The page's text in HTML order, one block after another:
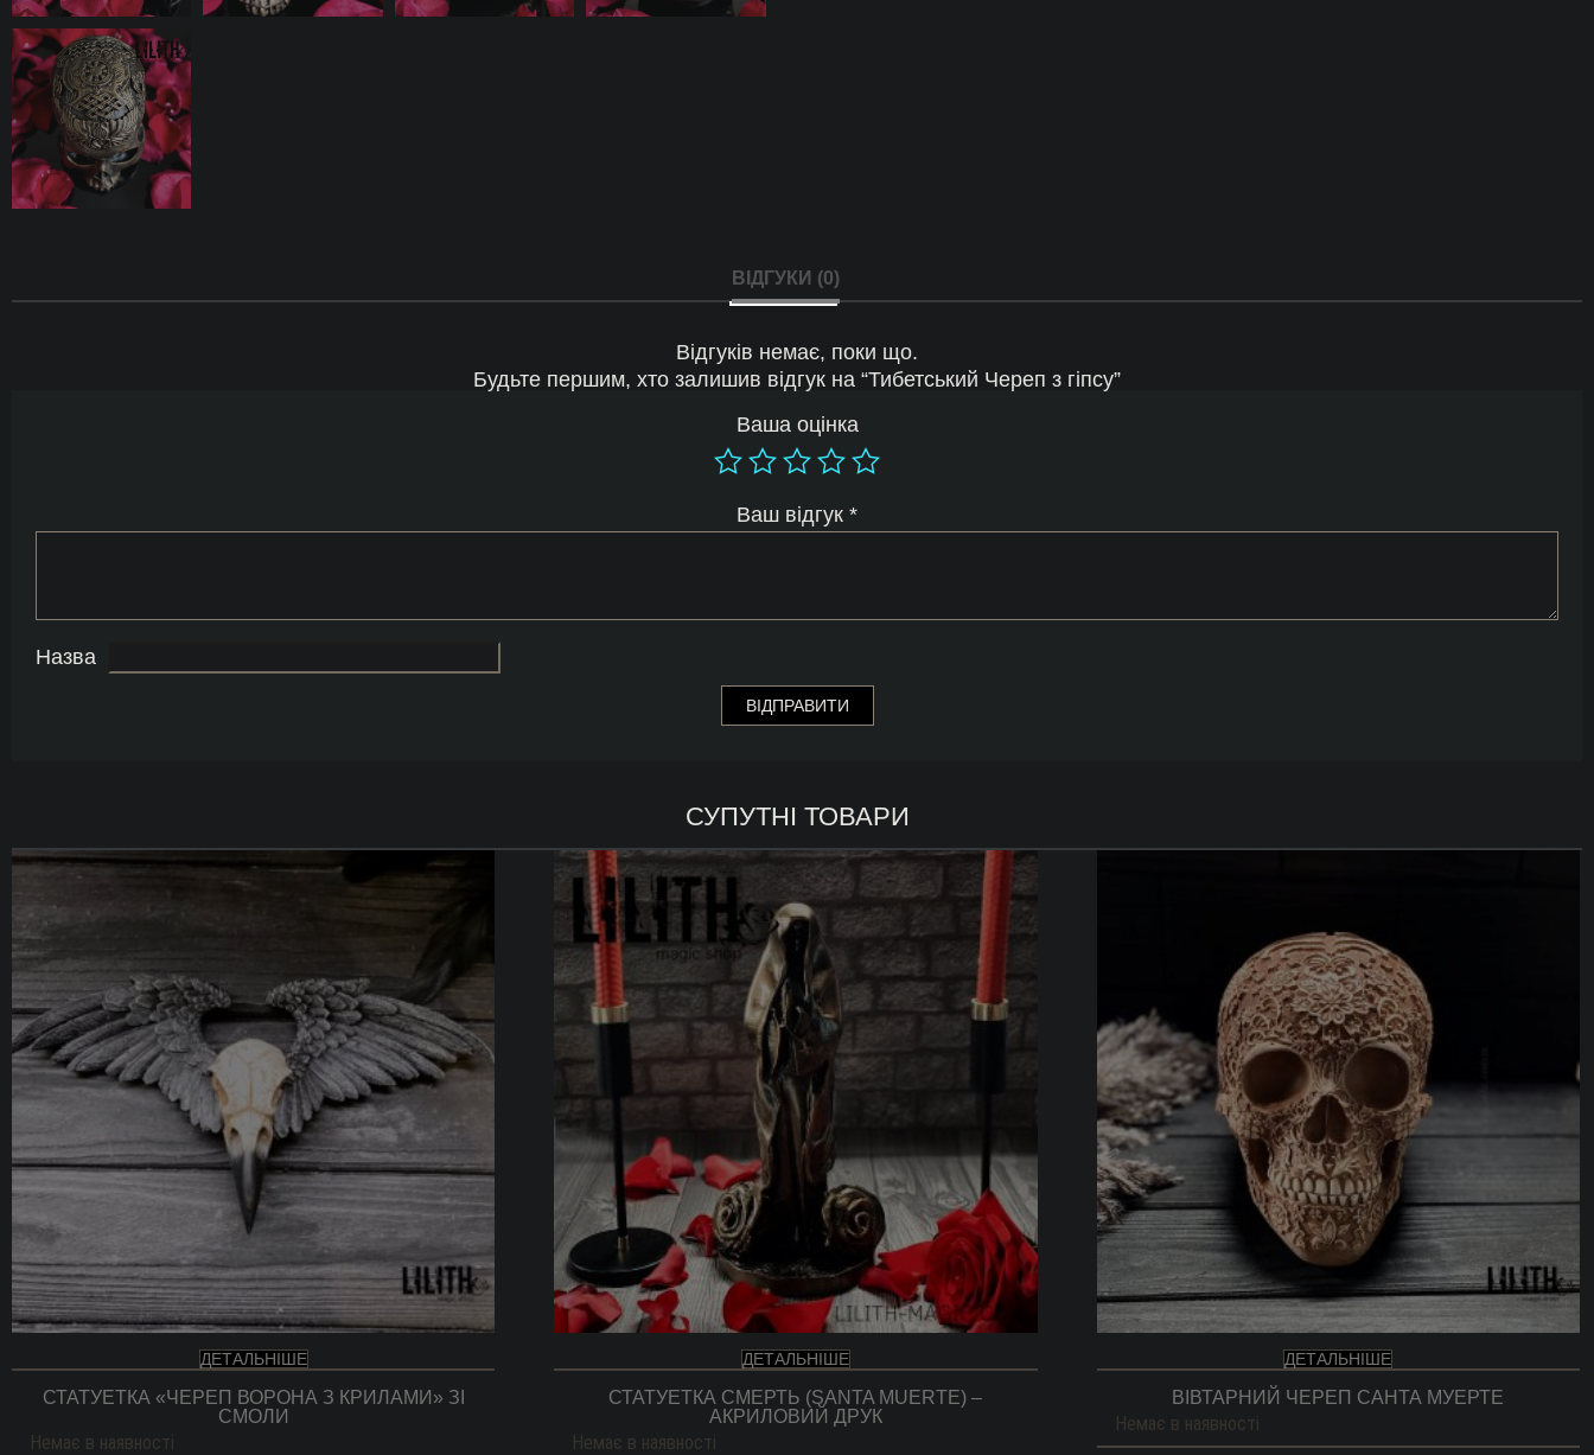
ВІДГУКИ (0)
Відгуків немає, поки що.
Будьте першим, хто залишив відгук на “Тибетський Череп з гіпсу”
Ваша оцінка
Ваш відгук *
Назва
СУПУТНІ ТОВАРИ
ДЕТАЛЬНІШЕ
СТАТУЕТКА «ЧЕРЕП ВОРОНА З КРИЛАМИ» ЗІ
СМОЛИ
Немає в наявності
ДЕТАЛЬНІШЕ
СТАТУЕТКА СМЕРТЬ (SANTA MUERTE) –
АКРИЛОВИЙ ДРУК
Немає в наявності
ДЕТАЛЬНІШЕ
ВІВТАРНИЙ ЧЕРЕП САНТА МУЕРТЕ
Немає в наявності